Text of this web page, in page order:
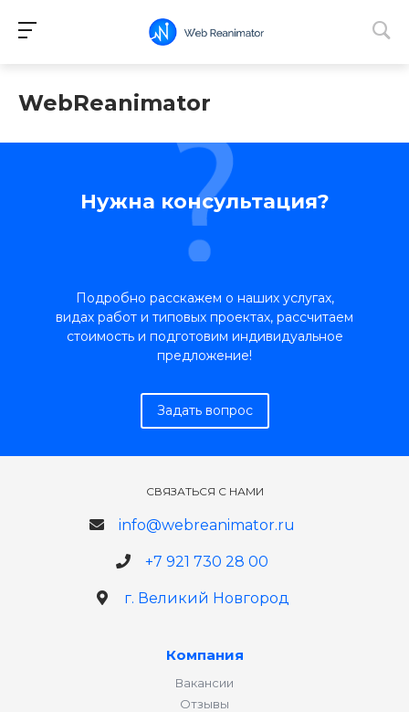
WebReanimator
Нужна консультация?
Подробно расскажем о наших услугах,
видах работ и типовых проектах, рассчитаем
стоимость и подготовим индивидуальное
предложение!
Задать вопрос
СВЯЗАТЬСЯ С НАМИ
info@webreanimator.ru
+7 921 730 28 00
г. Великий Новгород
Компания
Вакансии
Отзывы